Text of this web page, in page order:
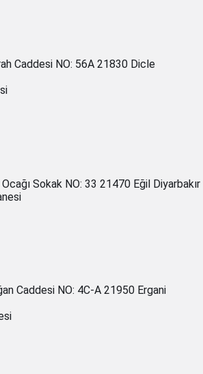
Caddesi NO: 56A 21830 Dicle
Sokak NO: 33 21470 Eğil Diyarbakır
Caddesi NO: 4C-A 21950 Ergani